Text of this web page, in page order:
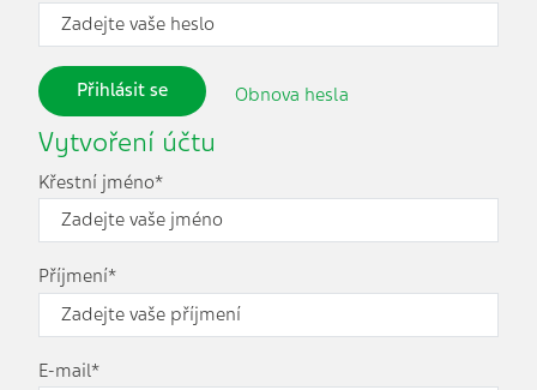
Přihlásit se Obnova hesla
Vytvoření účtu
Křestní jméno*
Příjmení*
E-mail*